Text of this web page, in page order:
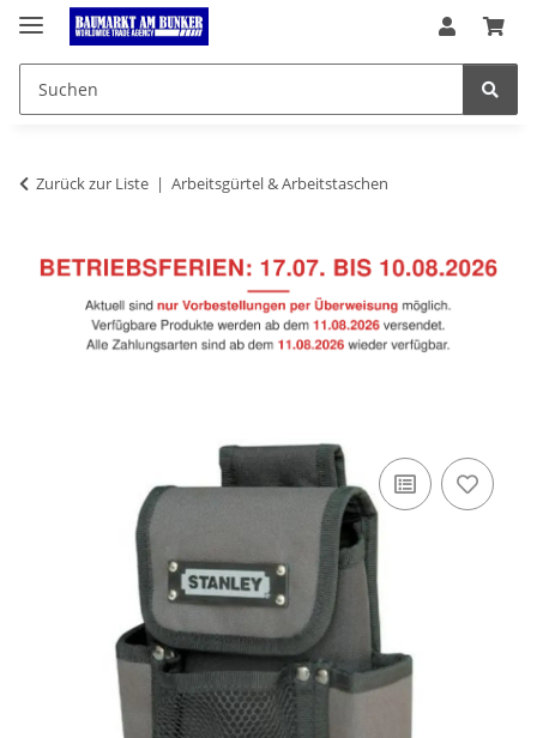
Zurück zur Liste Arbeitsgürtel & Arbeitstaschen